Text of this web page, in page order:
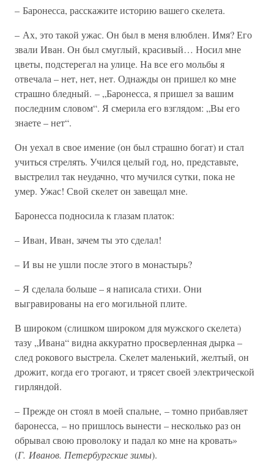
– Баронесса, расскажите историю вашего скелета.
– Ах, это такой ужас. Он был в меня влюблен. Имя? Его
звали Иван. Он был смуглый, красивый… Носил мне
цветы, подстерегал на улице. На все его мольбы я
отвечала – нет, нет, нет. Однажды он пришел ко мне
страшно бледный. – „Баронесса, я пришел за вашим
последним словом“. Я смерила его взглядом: „Вы его
знаете – нет“.
Он уехал в свое имение (он был страшно богат) и стал
учиться стрелять. Учился целый год, но, представьте,
выстрелил так неудачно, что мучился сутки, пока не
умер. Ужас! Свой скелет он завещал мне.
Баронесса подносила к глазам платок:
– Иван, Иван, зачем ты это сделал!
– И вы не ушли после этого в монастырь?
– Я сделала больше – я написала стихи. Они
выгравированы на его могильной плите.
В широком (слишком широком для мужского скелета)
тазу „Ивана“ видна аккуратно просверленная дырка –
след рокового выстрела. Скелет маленький, желтый, он
дрожит, когда его трогают, и трясет своей электрической
гирляндой.
– Прежде он стоял в моей спальне, – томно прибавляет
баронесса, – но пришлось вынести – несколько раз он
обрывал свою проволоку и падал ко мне на кровать»
(Г. Иванов. Петербургские зимы).